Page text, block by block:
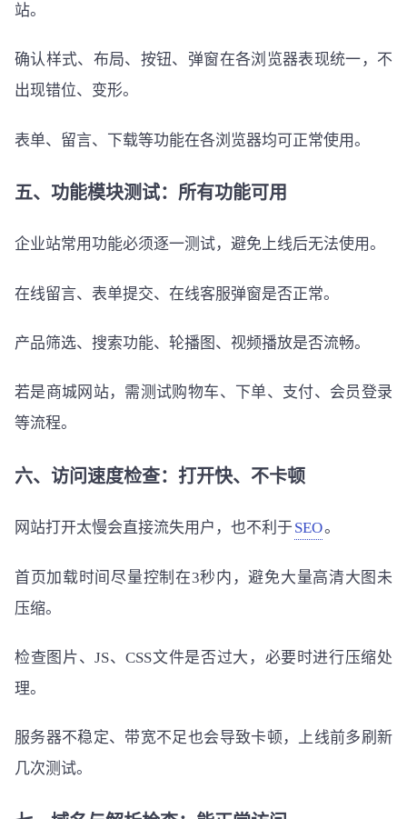
站。
确认样式、布局、按钮、弹窗在各浏览器表现统一，不
出现错位、变形。
表单、留言、下载等功能在各浏览器均可正常使用。
五、功能模块测试：所有功能可用
企业站常用功能必须逐一测试，避免上线后无法使用。
在线留言、表单提交、在线客服弹窗是否正常。
产品筛选、搜索功能、轮播图、视频播放是否流畅。
若是商城网站，需测试购物车、下单、支付、会员登录
等流程。
六、访问速度检查：打开快、不卡顿
网站打开太慢会直接流失用户，也不利于 SEO。
首页加载时间尽量控制在3秒内，避免大量高清大图未
压缩。
检查图片、JS、CSS文件是否过大，必要时进行压缩处
理。
服务器不稳定、带宽不足也会导致卡顿，上线前多刷新
几次测试。